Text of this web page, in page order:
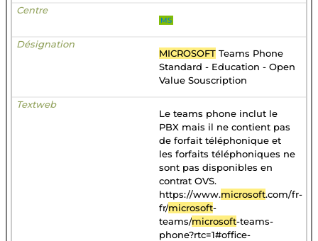
MS
MICROSOFT Teams Phone
Standard - Education - Open
Value Souscription
Le teams phone inclut le
PBX mais il ne contient pas
de forfait téléphonique et
les forfaits téléphoniques ne
sont pas disponibles en
contrat OVS.
https://www.microsoft.com/fr-
fr/microsoft-
teams/microsoft-teams-
phone?rtc=1#office-